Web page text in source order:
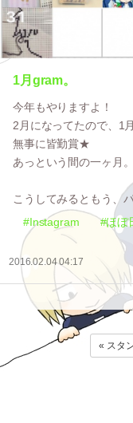
1月gram。
今年もやりますよ！
2月になってたので、1月
無事に皆勤賞★
あっという間の一ヶ月。
こうしてみるともう、
#Instagram
#ほぼ
2016.02.04 04:17
« スタ